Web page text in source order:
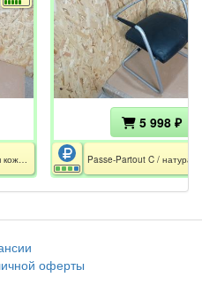
Passe-Partout C / натуральная кожа / металл / 820х550х570мм / 95kg / Без спинки
5 998 ₽
оферты